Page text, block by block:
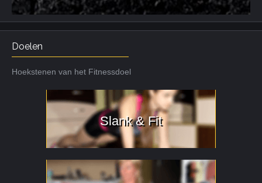
Doelen
Hoekstenen van het Fitnessdoel
Slank & Fit